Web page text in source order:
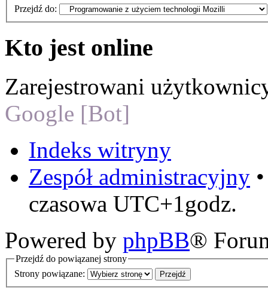
Przejdź do:
Kto jest online
Zarejestrowani
Google [Bot]
Indeks witryny
Zespół administracyjny
czasowa UTC+1godz.
Powered by phpBB®
Przejdź do powiązanej strony
Strony powiązane: